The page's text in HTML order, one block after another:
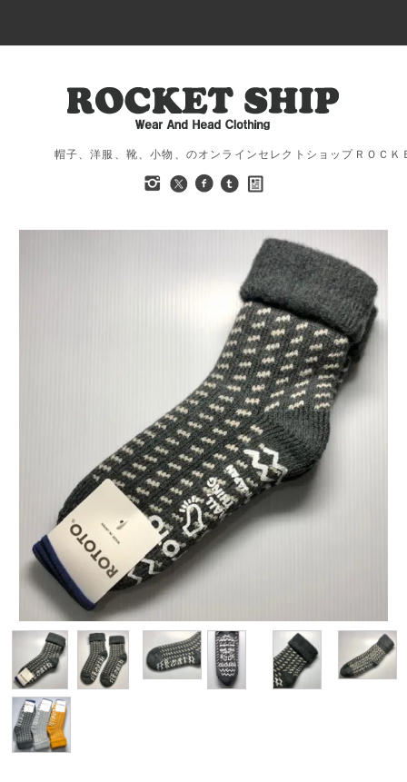
帽子、洋服、靴、小物、のオンラインセレクトショップＲＯＣ